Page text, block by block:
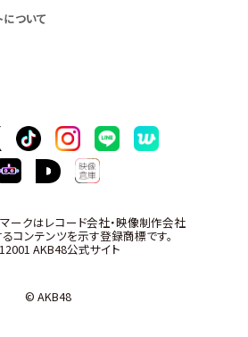
について
ークはレコード会社・映像制作会社
コンテンツを示す登録商標です。
AKB48公式サイト
© AKB48